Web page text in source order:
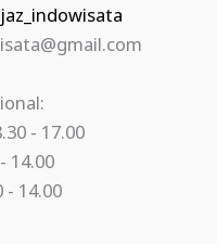
- 17.00
14.00
- 14.00